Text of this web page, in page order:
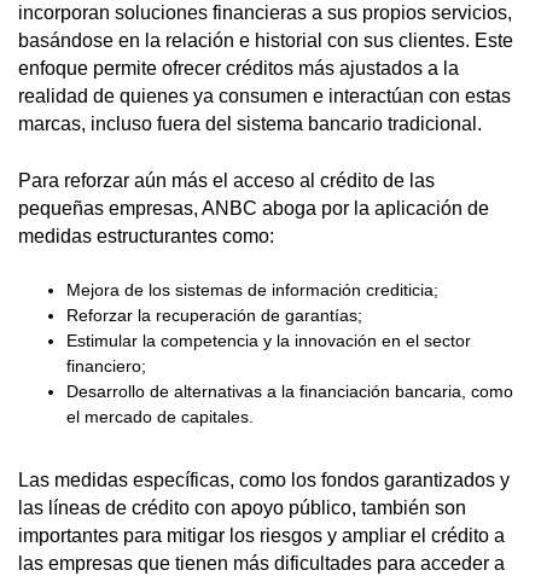
incorporan soluciones financieras a sus propios servicios,
basándose en la relación e historial con sus clientes. Este
enfoque permite ofrecer créditos más ajustados a la
realidad de quienes ya consumen e interactúan con estas
marcas, incluso fuera del sistema bancario tradicional.
Para reforzar aún más el acceso al crédito de las
pequeñas empresas, ANBC aboga por la aplicación de
medidas estructurantes como:
Mejora de los sistemas de información crediticia;
Reforzar la recuperación de garantías;
Estimular la competencia y la innovación en el sector
financiero;
Desarrollo de alternativas a la financiación bancaria, como
el mercado de capitales.
Las medidas específicas, como los fondos garantizados y
las líneas de crédito con apoyo público, también son
importantes para mitigar los riesgos y ampliar el crédito a
las empresas que tienen más dificultades para acceder a